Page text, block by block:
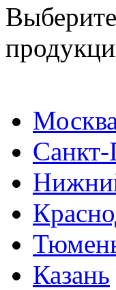
Санкт-
Казань